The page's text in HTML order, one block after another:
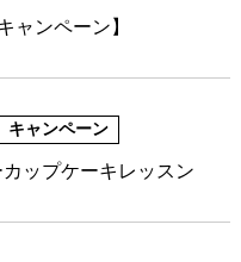
ャンペーン】
キャンペーン
ップケーキレッスン